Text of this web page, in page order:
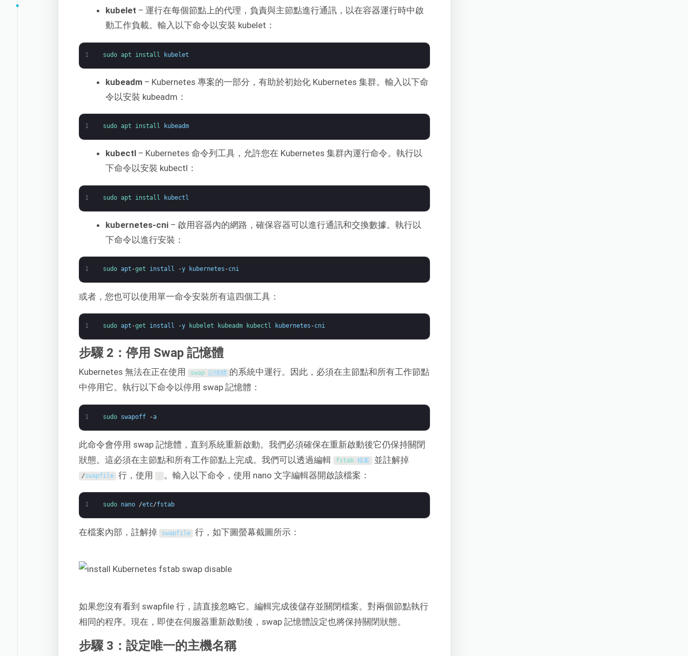
kubelet – 運行在每個節點上的代理，負責與主節點進行通訊，以在容器運行時中啟
動工作負載。輸入以下命令以安裝 kubelet：
1 sudo apt install kubelet
kubeadm – Kubernetes 專案的一部分，有助於初始化 Kubernetes 集群。輸入以下命
令以安裝 kubeadm：
1 sudo apt install kubeadm
kubectl – Kubernetes 命令列工具，允許您在 Kubernetes 集群內運行命令。執行以
下命令以安裝 kubectl：
1 sudo apt install kubectl
kubernetes-cni – 啟用容器內的網路，確保容器可以進行通訊和交換數據。執行以
下命令以進行安裝：
1 sudo apt -get install -y kubernetes -cni
或者，您也可以使用單一命令安裝所有這四個工具：
1 sudo apt -get install -y kubelet kubeadm kubectl kubernetes -cni
步驟 2：停用 Swap 記憶體
Kubernetes 無法在正在使用 swap 記憶體 的系統中運行。因此，必須在主節點和所有工作節點
中停用它。執行以下命令以停用 swap 記憶體：
1 sudo swapoff -a
此命令會停用 swap 記憶體，直到系統重新啟動。我們必須確保在重新啟動後它仍保持關閉
狀態。這必須在主節點和所有工作節點上完成。我們可以透過編輯 fstab 檔案 並註解掉
/swapfile 行，使用 。輸入以下命令，使用 nano 文字編輯器開啟該檔案：
1 sudo nano /etc/fstab
在檔案內部，註解掉 swapfile 行，如下圖螢幕截圖所示：
如果您沒有看到 swapfile 行，請直接忽略它。編輯完成後儲存並關閉檔案。對兩個節點執行
相同的程序。現在，即使在伺服器重新啟動後，swap 記憶體設定也將保持關閉狀態。
步驟 3：設定唯一的主機名稱